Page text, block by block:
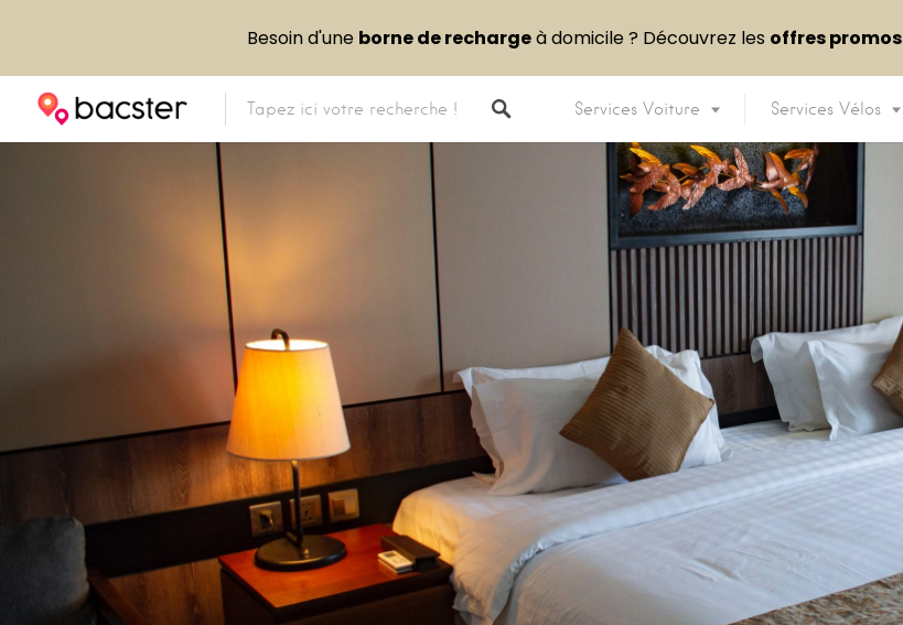
Services Voiture Services Vélos
Besoin d'une borne de rechargeà domicile ? Découvrez les offres promos